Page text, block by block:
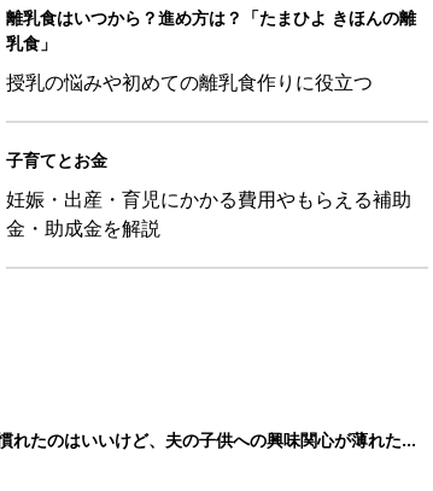
離乳食はいつから？進め方は？「たまひよ きほんの離
乳食」
授乳の悩みや初めての離乳食作りに役立つ
子育てとお金
妊娠・出産・育児にかかる費用やもらえる補助
金・助成金を解説
たのはいいけど、夫の子供への興味関心が薄れた気